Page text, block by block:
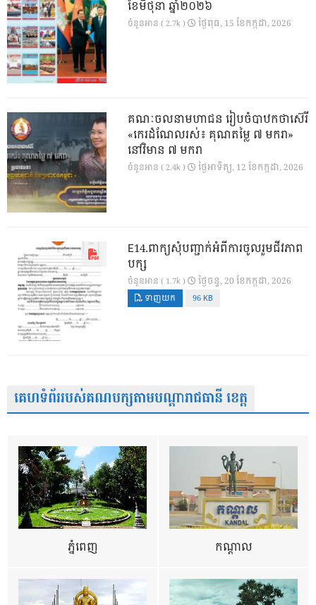
ខែមិថុនា ឆ្នាំ២០២៦
ចំនួនអាន ( 2.7k ) ថ្ងៃ​ពុធ, 15 ខែ​កក្កដា, 2026
គណៈចលនាមហាជន រៀបចំបាឋកថាស៊េរី
«កេរដំណែលរស់៖ គុណតម្លៃ ៧ មករា»
នៅវិមាន ៧ មករា
ចំនួនអាន ( 2.4k ) ថ្ងៃ​អាទិត្យ, 12 ខែ​កក្កដា, 2026
E14.ពាក្យសុំបញ្ជាក់អំពីការចូលរួមជីវភាព
បក្ស
ចំនួនអាន ( 1.7k ) ថ្ងៃ​ចន្ទ, 20 ខែ​កក្កដា, 2026
ទាញយក 96 KB
គេហទំព័ររបស់គណបក្សតាមបណ្តារាជធានី ខេត្ត
ភ្នំពេញ កណ្តាល